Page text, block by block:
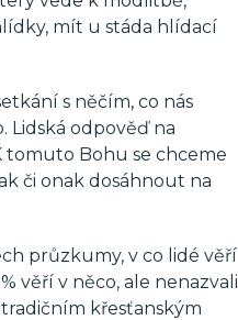
mít u stáda hlídací
s něčím, co nás
Lidská odpověď na
tomuto Bohu se chceme
či onak dosáhnout na
průzkumy, v co lidé věří
věří v něco, ale nenazvali
tradičním křesťanským